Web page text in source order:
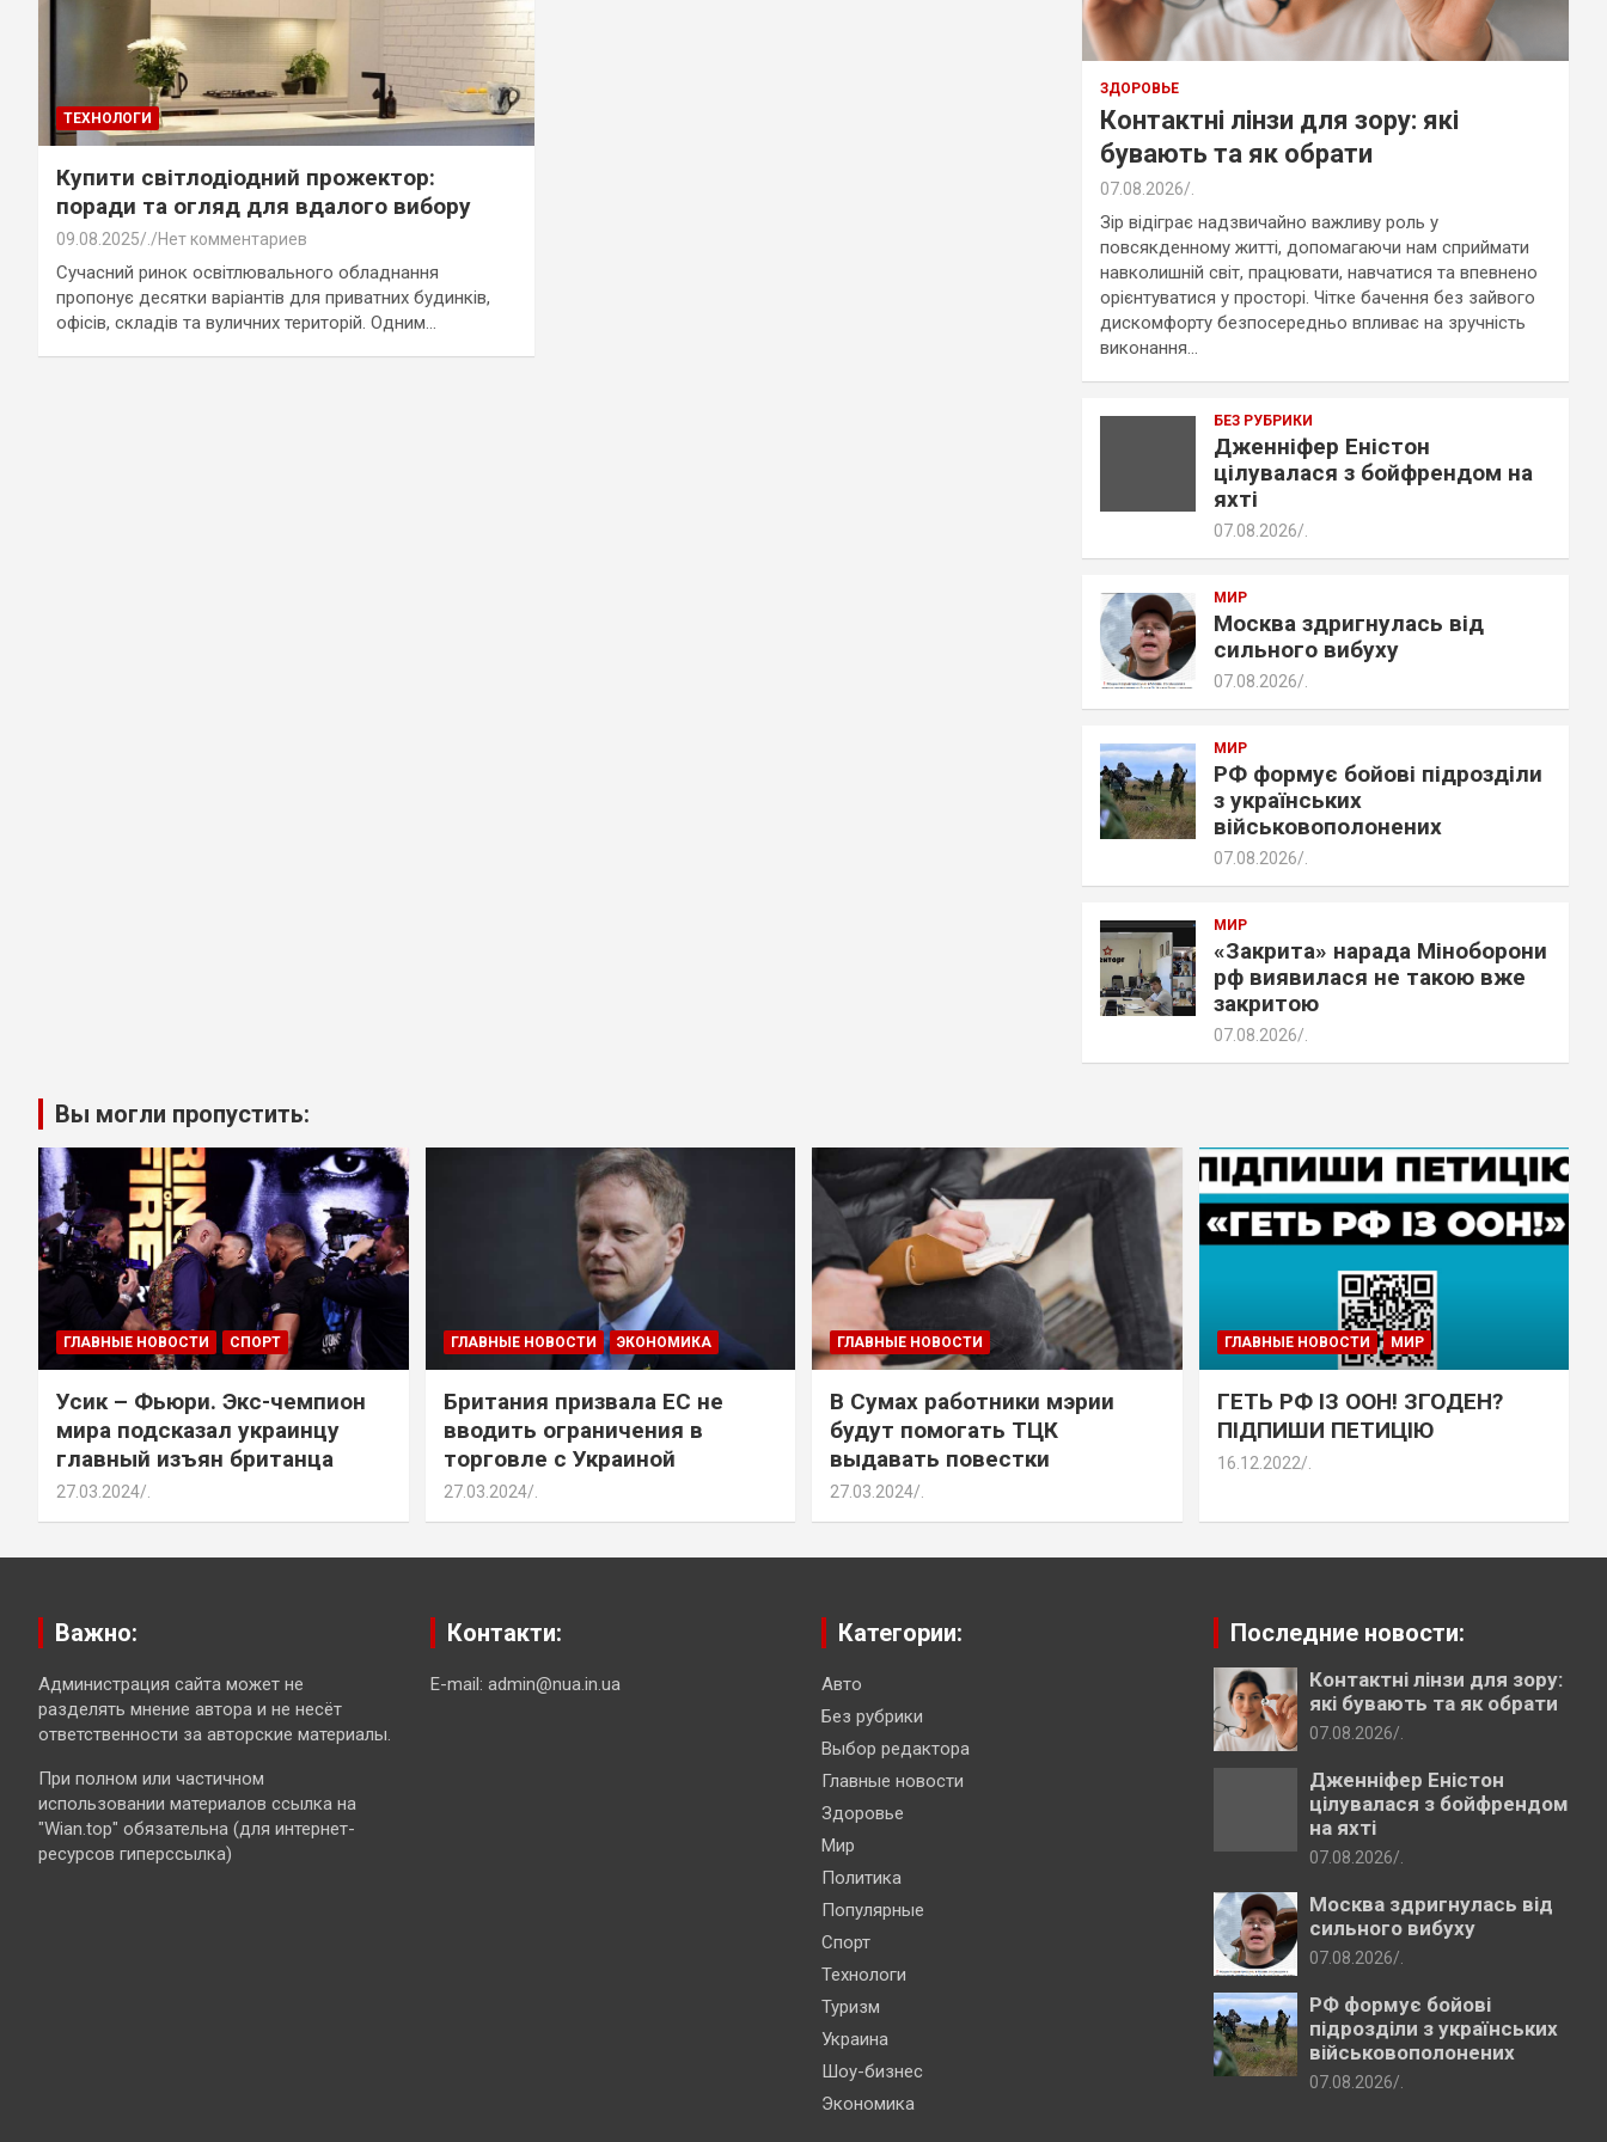
ТЕХНОЛОГИ
Купити світлодіодний прожектор:
поради та огляд для вдалого вибору
09.08.2025 Нет комментариев
Cучасний ринок освітлювального обладнання
пропонує десятки варіантів для приватних будинків,
офісів, складів та вуличних територій. Одним…
ЗДОРОВЬЕ
Контактні лінзи для зору: які
бувають та як обрати
07.08.2026
Зір відіграє надзвичайно важливу роль у
повсякденному житті, допомагаючи нам сприймати
навколишній світ, працювати, навчатися та впевнено
орієнтуватися у просторі. Чітке бачення без зайвого
дискомфорту безпосередньо впливає на зручність
виконання…
БЕЗ РУБРИКИ
Дженніфер Еністон
цілувалася з бойфрендом на
яхті
07.08.2026
МИР
Москва здригнулась від
сильного вибуху
07.08.2026
МИР
РФ формує бойові підрозділи
з українських
військовополонених
07.08.2026
МИР
«Закрита» нарада Міноборони
рф виявилася не такою вже
закритою
07.08.2026
Вы могли пропустить:
ГЛАВНЫЕ НОВОСТИ СПОРТ
Усик – Фьюри. Экс-чемпион
мира подсказал украинцу
главный изъян британца
27.03.2024
ГЛАВНЫЕ НОВОСТИ ЭКОНОМИКА
Британия призвала ЕС не
вводить ограничения в
торговле с Украиной
27.03.2024
ГЛАВНЫЕ НОВОСТИ
В Сумах работники мэрии
будут помогать ТЦК
выдавать повестки
27.03.2024
ГЛАВНЫЕ НОВОСТИ МИР
ГЕТЬ РФ ІЗ ООН! ЗГОДЕН?
ПІДПИШИ ПЕТИЦІЮ
16.12.2022
Важно:
Администрация сайта может не
разделять мнение автора и не несёт
ответственности за авторские материалы.
При полном или частичном
использовании материалов ссылка на
"Wian.top" обязательна (для интернет-
ресурсов гиперссылка)
Контакти:
E-mail: admin@nua.in.ua
Категории:
Авто
Без рубрики
Выбор редактора
Главные новости
Здоровье
Мир
Политика
Популярные
Спорт
Технологи
Туризм
Украина
Шоу-бизнес
Экономика
Последние новости:
Контактні лінзи для зору:
які бувають та як обрати
07.08.2026
Дженніфер Еністон
цілувалася з бойфрендом
на яхті
07.08.2026
Москва здригнулась від
сильного вибуху
07.08.2026
РФ формує бойові
підрозділи з українських
військовополонених
07.08.2026